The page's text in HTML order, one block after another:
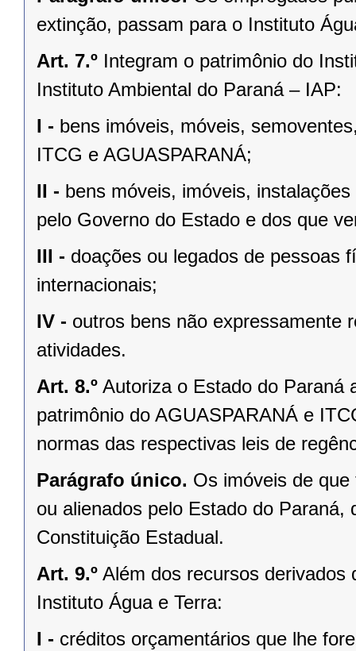
extinção, passam para o Instituto
Art. 7.º Integram o patrimônio do
Instituto Ambiental do Paraná – IAP:
I - bens imóveis, móveis,
ITCG e AGUASPARANÁ;
II - bens móveis, imóveis,
pelo Governo do Estado e dos que
III - doações ou legados de pessoas
internacionais;
IV - outros bens não expressamente
atividades.
Art. 8.º Autoriza o Estado do Paraná
patrimônio do AGUASPARANÁ e
normas das respectivas leis de
Parágrafo único. Os imóveis de
ou alienados pelo Estado do
Constituição Estadual.
Art. 9.º Além dos recursos derivados
Instituto Água e Terra:
I - créditos orçamentários que lhe